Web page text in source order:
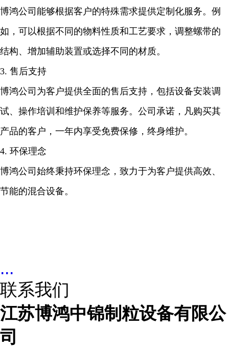
博鸿公司能够根据客户的特殊需求提供定制化服务。例
如，可以根据不同的物料性质和工艺要求，调整螺带的
结构、增加辅助装置或选择不同的材质。
3. 售后支持
博鸿公司为客户提供全面的售后支持，包括设备安装调
试、操作培训和维护保养等服务。公司承诺，凡购买其
产品的客户，一年内享受免费保修，终身维护。
4. 环保理念
博鸿公司始终秉持环保理念，致力于为客户提供高效、
节能的混合设备。
...
联系我们
江苏博鸿中锦制粒设备有限公
司